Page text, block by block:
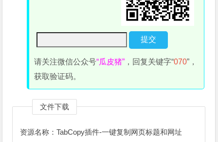
请关注微信公众号“瓜皮猪” ，回复关键字“070”，
获取验证码。
文件下载
资源名称：TabCopy插件-一键复制网页标题和网址